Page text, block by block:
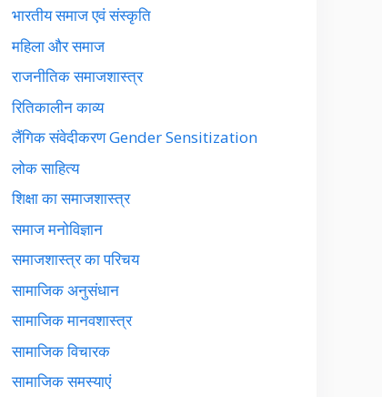
भारतीय समाज एवं संस्कृति
महिला और समाज
राजनीतिक समाजशास्त्र
रितिकालीन काव्य
लैंगिक संवेदीकरण Gender Sensitization
लोक साहित्य
शिक्षा का समाजशास्त्र
समाज मनोविज्ञान
समाजशास्त्र का परिचय
सामाजिक अनुसंधान
सामाजिक मानवशास्त्र
सामाजिक विचारक
सामाजिक समस्याएं